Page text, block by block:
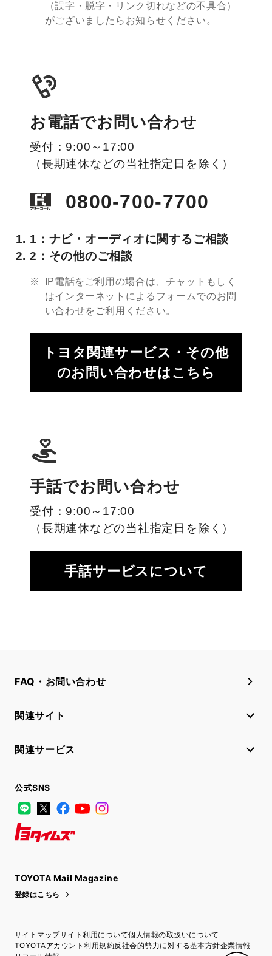
（誤字・脱字・リンク切れなどの不具合）
がございましたらお知らせください。
お電話でお問い合わせ
受付：9:00～17:00
（長期連休などの当社指定日を除く）
0800-700-7700
1：ナビ・オーディオに関するご相談
2：その他のご相談
IP電話をご利用の場合は、チャットもしく
はインターネットによるフォームでのお問
い合わせをご利用ください。
トヨタ関連サービス・その他
のお問い合わせはこちら
手話でお問い合わせ
受付：9:00～17:00
（長期連休などの当社指定日を除く）
手話サービスについて
FAQ・お問い合わせ
関連サイト
関連サービス
公式SNS
LINE
X FacebookYouTube
TOYOTA Mail Magazine
登録はこちら
サイトマップサイト利用について個人情報の取扱いについて
TOYOTAアカウント利用規約反社会的勢力に対する基本方針企業情報